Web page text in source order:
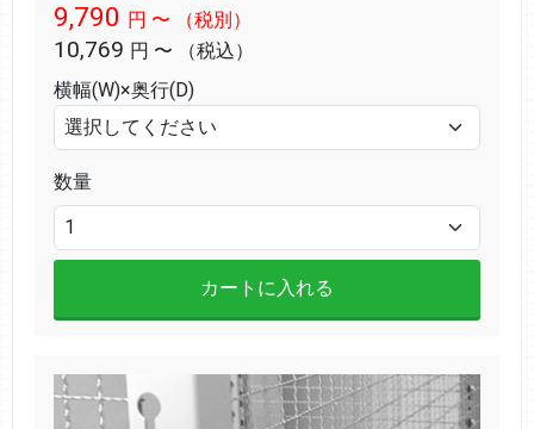
9,790 円 〜 （税別）
10,769 円 〜
（税込）
横幅(W)×奥行(D)
数量
カートに入れる